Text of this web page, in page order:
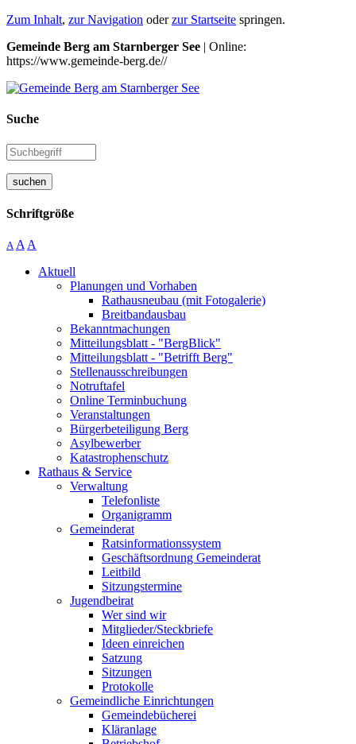
Zum Inhalt, zur Navigation oderzur Startseite springen.
Gemeinde Berg am Starnberger See | Online:
https://www.gemeinde-berg.de//
Suche
suchen
Schriftgröße
A A A
Aktuell
Planungen und Vorhaben
Rathausneubau (mit Fotogalerie)
Breitbandausbau
Bekanntmachungen
Mitteilungsblatt - "BergBlick"
Mitteilungsblatt - "Betrifft Berg"
Stellenausschreibungen
Notruftafel
Online Terminbuchung
Veranstaltungen
Bürgerbeteiligung Berg
Asylbewerber
Katastrophenschutz
Rathaus & Service
Verwaltung
Telefonliste
Organigramm
Gemeinderat
Ratsinformationssystem
Geschäftsordnung Gemeinderat
Leitbild
Sitzungstermine
Jugendbeirat
Wer sind wir
Mitglieder/Steckbriefe
Ideen einreichen
Satzung
Sitzungen
Protokolle
Gemeindliche Einrichtungen
Gemeindebücherei
Kläranlage